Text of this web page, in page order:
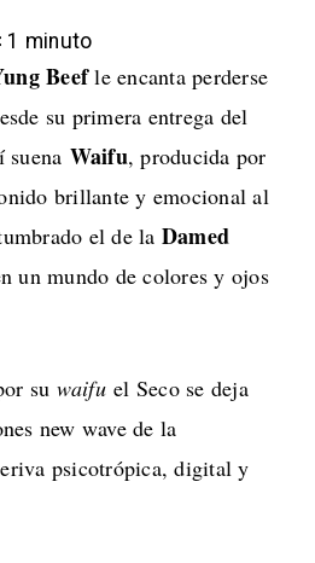
1 minuto
Beefle encanta perderse
su primera entrega del
suena Waifu, producida por
brillante y emocional al
el de la Damed
un mundo de colores y ojos
su waifuel Seco se deja
new wave de la
psicotrópica, digital y